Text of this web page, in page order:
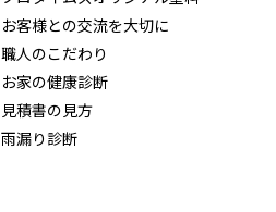
お客様との交流を大切に
職人のこだわり
お家の健康診断
見積書の見方
雨漏り診断